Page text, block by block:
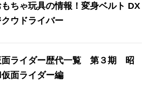
もちゃ玩具の情報！変身ベルト DX
クウドライバー
面ライダー歴代一覧 第３期 昭
面ライダー編